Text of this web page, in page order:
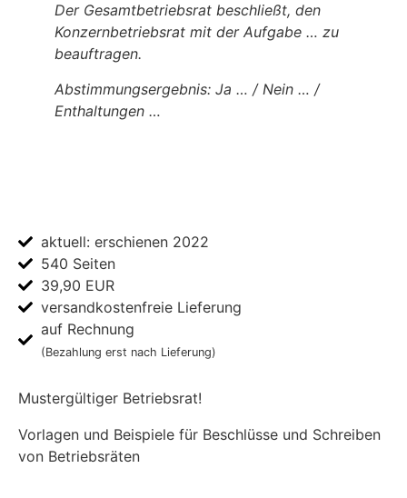
Der Gesamtbetriebsrat beschließt, den
Konzernbetriebsrat mit der Aufgabe … zu
beauftragen.
Abstimmungsergebnis: Ja … / Nein … /
Enthaltungen …
aktuell: erschienen 2022
540 Seiten
39,90 EUR
versandkostenfreie Lieferung
auf Rechnung
(Bezahlung erst nach Lieferung)
Mustergültiger Betriebsrat!
Vorlagen und Beispiele für Beschlüsse und Schreiben
von Betriebsräten